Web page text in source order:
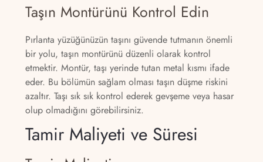
Taşın Montürünü Kontrol Edin
Pırlanta yüzüğünüzün taşını güvende tutmanın önemli
bir yolu, taşın montürünü düzenli olarak kontrol
etmektir. Montür, taşı yerinde tutan metal kısmı ifade
eder. Bu bölümün sağlam olması taşın düşme riskini
azaltır. Taşı sık sık kontrol ederek gevşeme veya hasar
olup olmadığını görebilirsiniz.
Tamir Maliyeti ve Süresi